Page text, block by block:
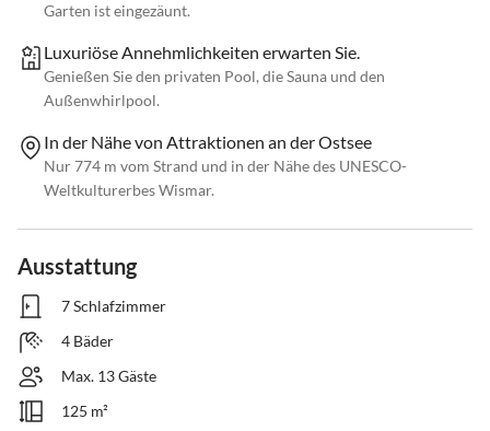
Garten ist eingezäunt.
Luxuriöse Annehmlichkeiten erwarten Sie.
Genießen Sie den privaten Pool, die Sauna und den
Außenwhirlpool.
In der Nähe von Attraktionen an der Ostsee
Nur 774 m vom Strand und in der Nähe des UNESCO-
Weltkulturerbes Wismar.
Ausstattung
7 Schlafzimmer
4 Bäder
Max. 13 Gäste
125 m²